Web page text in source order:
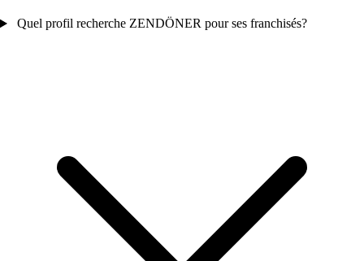
Quel profil recherche ZENDÖNER pour ses franchisés?